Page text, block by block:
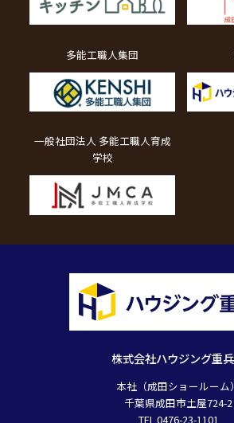
株式会社ハウジング重
本社（成田ショールーム）
千葉県成田市土屋724-2
TEL 0476-23-1101
多能工職人集団
一般社団法人 多能工職人育成
学校